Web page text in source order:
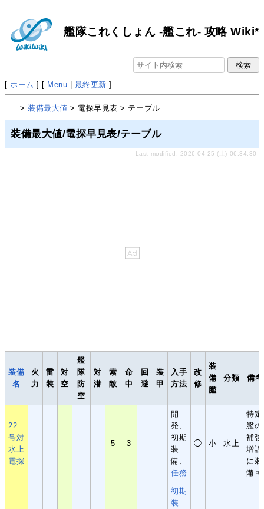
艦隊これくしょん -艦これ- 攻略 Wiki*
[ ホーム ] [ Menu | 最終更新 ]
>装備最大値 > 電探早見表 > テーブル
装備最大値/電探早見表/テーブル
Last-modified: 2026-04-25 (土) 06:34:30
装備
名
火
力
雷
装
対
空
艦
隊
防
空
対
潜
索
敵
命
中
回
避
装
甲
入手
方法
改
修
装
備
艦
分類 備考
22
号対
水上
電探
5 3
開
発、
初期
装
備、
任務
◯ 小 水上
特定
艦の
補強
増設
に装
備可
初期
装